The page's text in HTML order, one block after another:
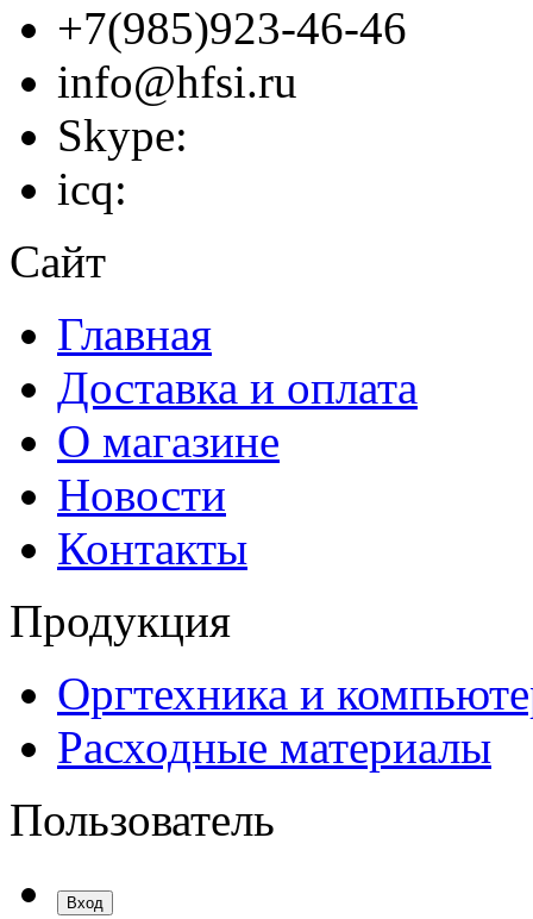
+7(985)923-46-46
info@hfsi.ru
Skype:
icq:
Сайт
Главная
Доставка и оплата
О магазине
Новости
Контакты
Продукция
Оргтехника и
Расходные материалы
Пользователь
Вход